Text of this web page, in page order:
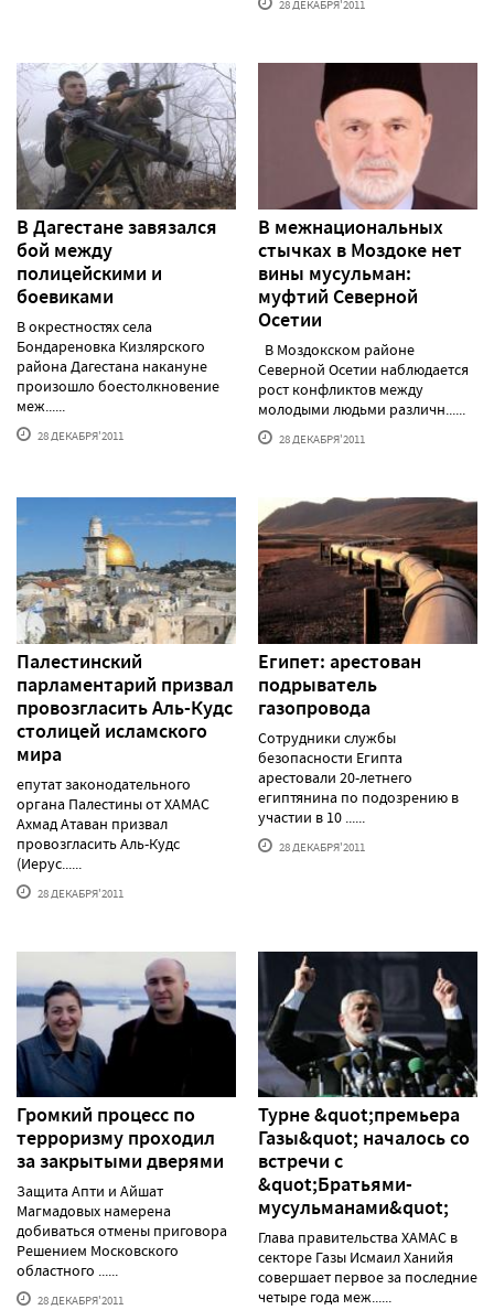
28 ДЕКАБРЯ'2011
В Дагестане завязался
бой между
полицейскими и
боевиками
В окрестностях села
Бондареновка Кизлярского
района Дагестана накануне
произошло боестолкновение
меж......
28 ДЕКАБРЯ'2011
В межнациональных
стычках в Моздоке нет
вины мусульман:
муфтий Северной
Осетии
В Моздокском районе
Северной Осетии наблюдается
рост конфликтов между
молодыми людьми различн......
28 ДЕКАБРЯ'2011
Палестинский
парламентарий призвал
провозгласить Аль-Кудс
столицей исламского
мира
епутат законодательного
органа Палестины от ХАМАС
Ахмад Атаван призвал
провозгласить Аль-Кудс
(Иерус......
28 ДЕКАБРЯ'2011
Египет: арестован
подрыватель
газопровода
Сотрудники службы
безопасности Египта
арестовали 20-летнего
египтянина по подозрению в
участии в 10 ......
28 ДЕКАБРЯ'2011
Громкий процесс по
терроризму проходил
за закрытыми дверями
Защита Апти и Айшат
Магмадовых намерена
добиваться отмены приговора
Решением Московского
областного ......
28 ДЕКАБРЯ'2011
Турне &quot;премьера
Газы&quot; началось со
встречи с
&quot;Братьями-
мусульманами&quot;
Глава правительства ХАМАС в
секторе Газы Исмаил Ханийя
совершает первое за последние
четыре года меж......